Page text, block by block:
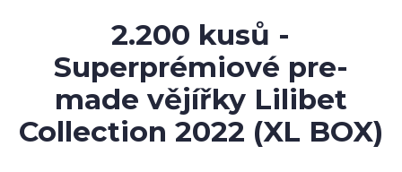
2.200 kusů -
Superprémiové pre-
made vějířky Lilibet
Collection 2022 (XL BOX)